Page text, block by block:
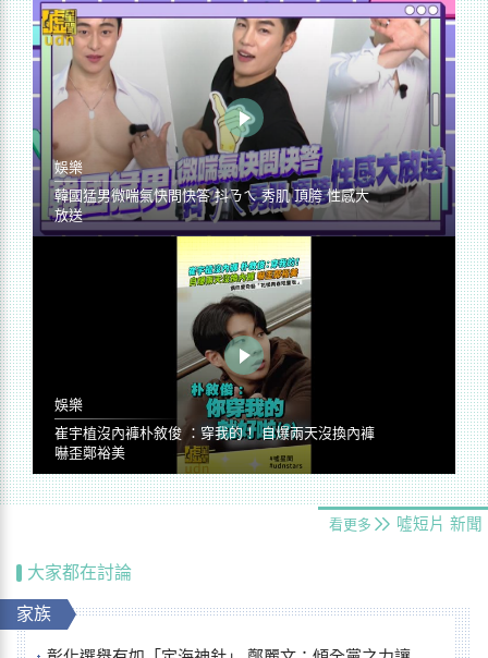
娛樂
韓國猛男微喘氣快問快答 抖ㄋㄟ 秀肌 頂胯 性感大
放送
娛樂
崔宇植沒內褲朴敘俊 ：穿我的！ 自爆兩天沒換內褲
嚇歪鄭裕美
看更多 噓短片 新聞
大家都在討論
家族